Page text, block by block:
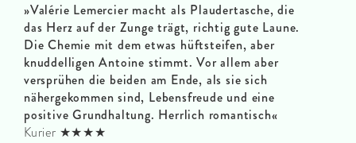
»Valérie Lemercier macht als Plaudertasche, die
das Herz auf der Zunge trägt, richtig gute Laune.
Die Chemie mit dem etwas hüftsteifen, aber
knuddelligen Antoine stimmt. Vor allem aber
versprühen die beiden am Ende, als sie sich
nähergekommen sind, Lebensfreude und eine
positive Grundhaltung. Herrlich romantisch«
Kurier ★★★★